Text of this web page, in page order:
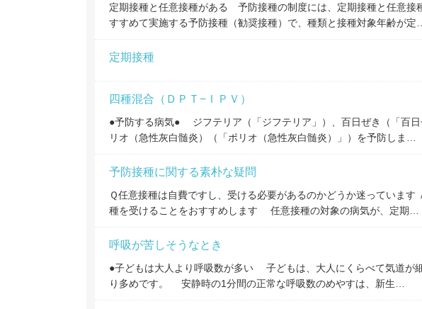
定期接種と任意接種がある 予防接種の制度には、定期接種と任意接
すすめて実施する予防接種（勧奨接種）で、種類と接種対象年齢が定…
定期接種
四種混合（ＤＰＴ−ＩＰＶ）
●予防する病気● ジフテリア（「ジフテリア」）、百日ぜき（「百
リオ（急性灰白髄炎）（「ポリオ（急性灰白髄炎）」）を予防しま…
予防接種に関する素朴な疑問
Ｑ任意接種は自費ですし、受ける必要があるのかどうか迷っていま
種を受けることをおすすめします 任意接種の対象の病気が、定期…
呼吸が苦しそうなとき
●子どもは大人より呼吸数が多い 子どもは、大人にくらべて気道が
り多めです。 安静時の1分間の正常な呼吸数のめやすは、新生…